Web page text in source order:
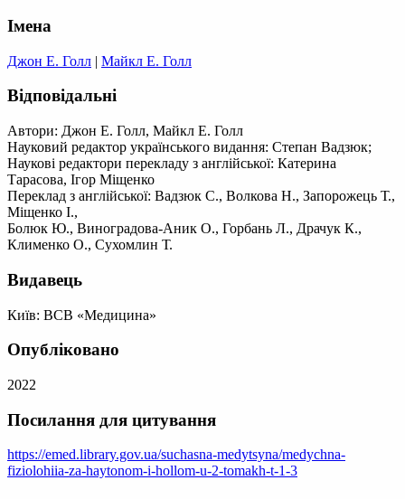
Імена
Джон Е. Голл | Майкл Е. Голл
Відповідальні
Автори: Джон Е. Голл, Майкл Е. Голл
Науковий редактор українського видання: Степан Вадзюк;
Наукові редактори перекладу з англійської: Катерина
Тарасова, Ігор Міщенко
Переклад з англійської: Вадзюк С., Волкова Н., Запорожець Т.,
Міщенко І.,
Болюк Ю., Виноградова-Аник О., Горбань Л., Драчук К.,
Клименко О., Сухомлин Т.
Видавець
Київ: ВСВ «Медицина»
Опубліковано
2022
Посилання для цитування
https://emed.library.gov.ua/suchasna-medytsyna/medychna-
fiziolohiia-za-haytonom-i-hollom-u-2-tomakh-t-1-3